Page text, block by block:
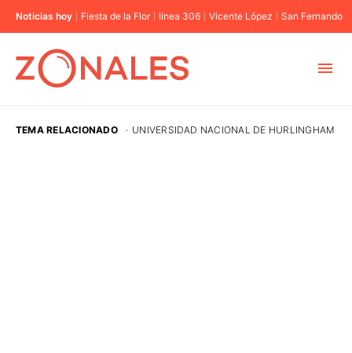
Noticias hoy Fiesta de la Flor línea 306 Vicente López San Fernando
TEMA RELACIONADO · UNIVERSIDAD NACIONAL DE HURLINGHAM